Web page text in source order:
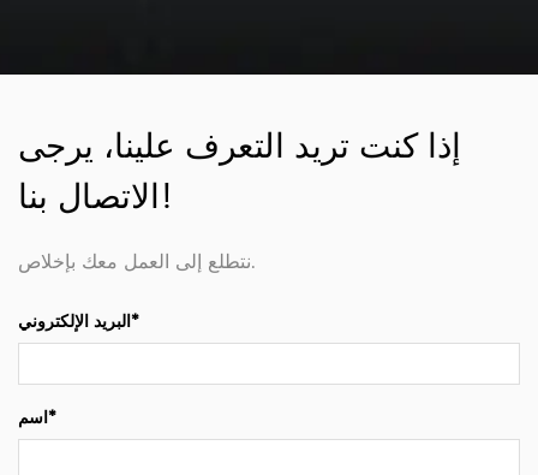
إذا كنت تريد التعرف علينا، يرجى
الاتصال بنا!
نتطلع إلى العمل معك بإخلاص.
البريد الإلكتروني*
اسم*